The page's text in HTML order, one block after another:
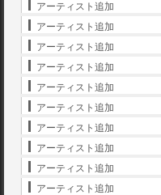
アーティスト追加
アーティスト追加
アーティスト追加
アーティスト追加
アーティスト追加
アーティスト追加
アーティスト追加
アーティスト追加
アーティスト追加
アーティスト追加